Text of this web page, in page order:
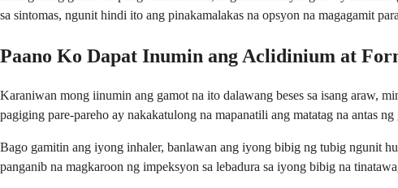
sa sintomas, ngunit hindi ito ang pinakamalakas na opsyon na magagamit
Paano Ko Dapat Inumin ang Aclidinium at
Karaniwan mong iinumin ang gamot na ito dalawang beses sa isang araw,
pagiging pare-pareho ay nakakatulong na mapanatili ang matatag na antas ng
Bago gamitin ang iyong inhaler, banlawan ang iyong bibig ng tubig ngunit
panganib na magkaroon ng impeksyon sa lebadura sa iyong bibig na